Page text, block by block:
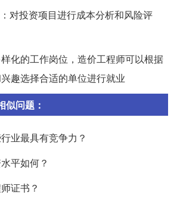
对投资项目进行成本分析和风险评
化的工作岗位，造价工程师可以根据
趣选择合适的单位进行就业
似问题：
业最具有竞争力？
平如何？
证书？